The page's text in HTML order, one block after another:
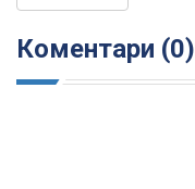
Коментари (0)